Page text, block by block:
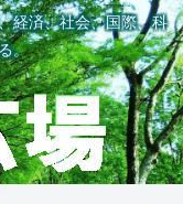
経済、社会、国際、科
。